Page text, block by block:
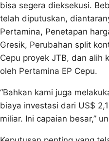
bisa segera dieksekusi.
telah diputuskan,
Pertamina, Penetapan
Gresik, Perubahan split
Cepu proyek JTB, dan alih
oleh Pertamina EP Cepu.
“Bahkan kami juga
biaya investasi dari US$
miliar. Ini capaian besar,”